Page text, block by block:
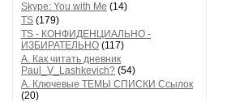
Skype: You with Me (14)
TS (179)
TS - КОНФИДЕНЦИАЛЬНО -
ИЗБИРАТЕЛЬНО (117)
А. Как читать дневник
Paul_V_Lashkevich? (54)
А. Ключевые ТЕМЫ СПИСКИ Ссылок
(20)